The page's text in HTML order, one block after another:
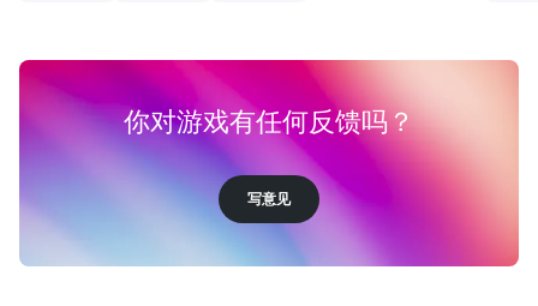
你对游戏有任何反馈吗？
写意见